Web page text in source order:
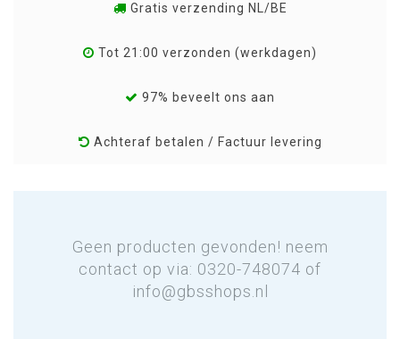
Gratis verzending NL/BE
Tot 21:00 verzonden (werkdagen)
97% beveelt ons aan
Achteraf betalen / Factuur levering
Geen producten gevonden! neem
contact op via: 0320-748074 of
info@gbsshops.nl